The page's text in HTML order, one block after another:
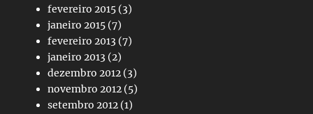
fevereiro 2015 (3)
janeiro 2015 (7)
fevereiro 2013 (7)
janeiro 2013 (2)
dezembro 2012 (3)
novembro 2012 (5)
setembro 2012 (1)